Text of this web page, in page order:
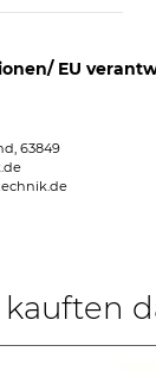
EU
63849